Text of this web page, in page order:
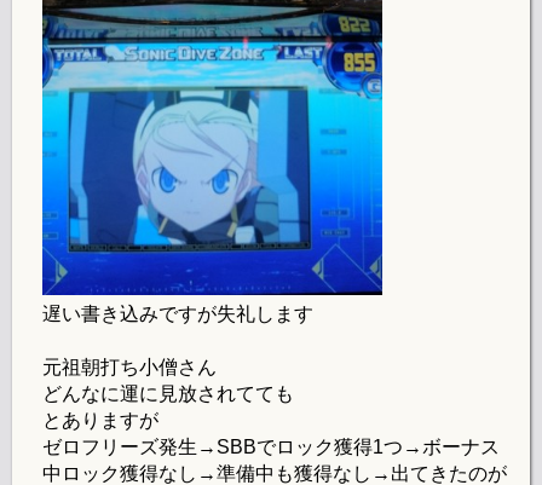
遅い書き込みですが失礼します
元祖朝打ち小僧さん
どんなに運に見放されてても
とありますが
ゼロフリーズ発生→SBBでロック獲得1つ→ボーナス
中ロック獲得なし→準備中も獲得なし→出てきたのが